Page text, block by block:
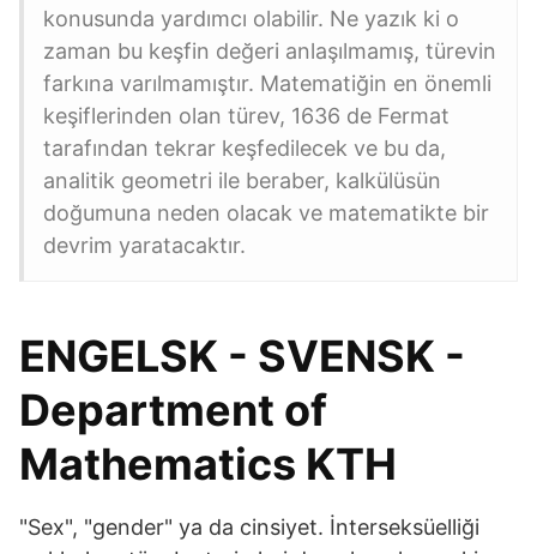
konusunda yardımcı olabilir. Ne yazık ki o
zaman bu keşfin değeri anlaşılmamış, türevin
farkına varılmamıştır. Matematiğin en önemli
keşiflerinden olan türev, 1636 de Fermat
tarafından tekrar keşfedilecek ve bu da,
analitik geometri ile beraber, kalkülüsün
doğumuna neden olacak ve matematikte bir
devrim yaratacaktır.
ENGELSK - SVENSK -
Department of
Mathematics KTH
"Sex", "gender" ya da cinsiyet. İnterseksüelliği